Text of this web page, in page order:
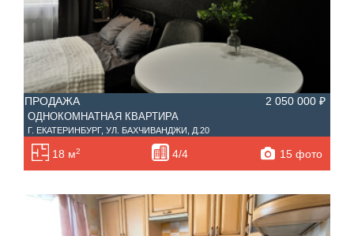
ПРОДАЖА 2 050 000 ₽
ОДНОКОМНАТНАЯ КВАРТИРА
Г. ЕКАТЕРИНБУРГ, УЛ. БАХЧИВАНДЖИ, Д.20
18 м2 4/4 15 фото